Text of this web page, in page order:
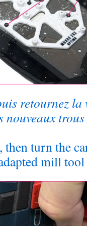
retournez la
nouveaux
then turn the
mill